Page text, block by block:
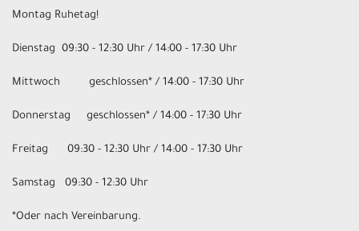
Montag Ruhetag!
Dienstag 09:30 - 12:30 Uhr / 14:00 - 17:30 Uhr
Mittwoch geschlossen* / 14:00 - 17:30 Uhr
Donnerstag geschlossen* / 14:00 - 17:30 Uhr
Freitag 09:30 - 12:30 Uhr / 14:00 - 17:30 Uhr
Samstag 09:30 - 12:30 Uhr
*Oder nach Vereinbarung.